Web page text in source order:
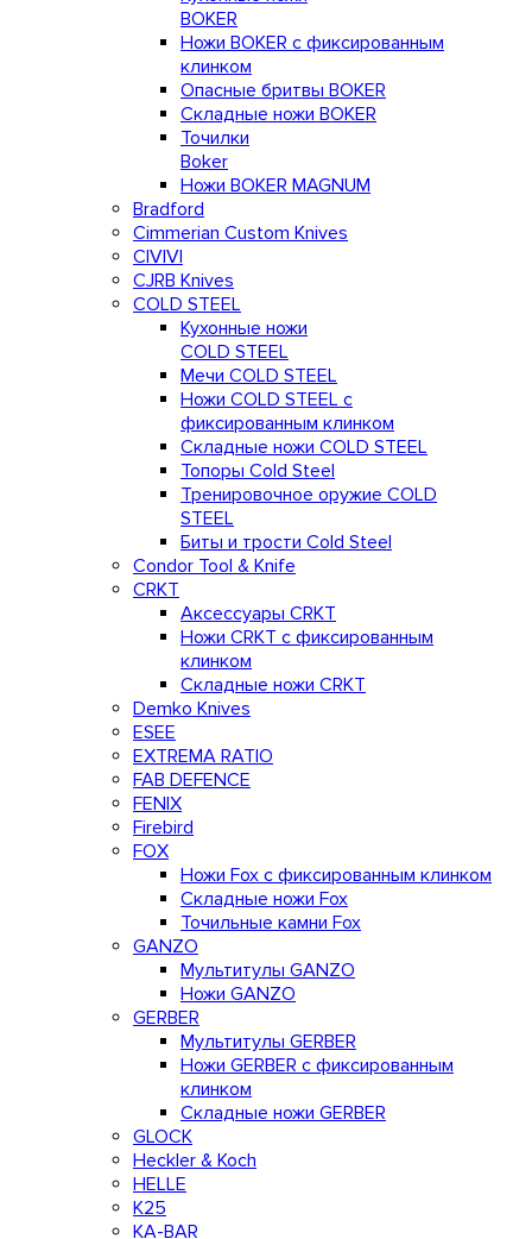
BOKER
Ножи BOKER с фиксированным
клинком
Опасные бритвы BOKER
Складные ножи BOKER
Точилки
Boker
Ножи BOKER MAGNUM
Bradford
Cimmerian Custom Knives
CIVIVI
CJRB Knives
COLD STEEL
Кухонные ножи
COLD STEEL
Мечи COLD STEEL
Ножи COLD STEEL с
фиксированным клинком
Складные ножи COLD STEEL
Топоры Cold Steel
Тренировочное оружие COLD
STEEL
Биты и трости Cold Steel
Condor Tool & Knife
CRKT
Аксессуары CRKT
Ножи CRKT с фиксированным
клинком
Складные ножи CRKT
Demko Knives
ESEE
EXTREMA RATIO
FAB DEFENCE
FENIX
Firebird
FOX
Ножи Fox с фиксированным клинком
Складные ножи Fox
Точильные камни Fox
GANZO
Мультитулы GANZO
Ножи GANZO
GERBER
Мультитулы GERBER
Ножи GERBER с фиксированным
клинком
Складные ножи GERBER
GLOCK
Heckler & Koch
HELLE
K25
KA-BAR